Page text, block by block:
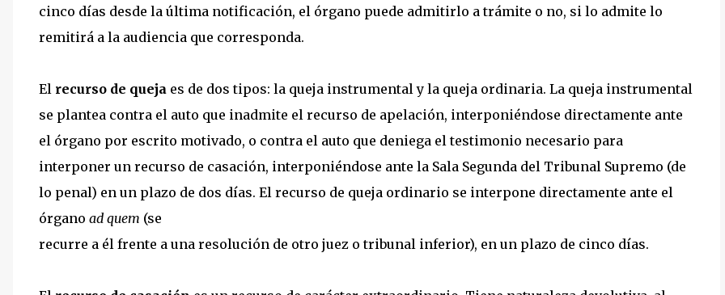
cinco días desde la última notificación, el órgano puede admitirlo a trámite o no, si lo admite lo
remitirá a la audiencia que corresponda.
El recurso de queja es de dos tipos: la queja instrumental y la queja ordinaria. La queja instrumental
se plantea contra el auto que inadmite el recurso de apelación, interponiéndose directamente ante
el órgano por escrito motivado, o contra el auto que deniega el testimonio necesario para
interponer un recurso de casación, interponiéndose ante la Sala Segunda del Tribunal Supremo (de
lo penal) en un plazo de dos días. El recurso de queja ordinario se interpone directamente ante el
órgano ad quem (se
recurre a él frente a una resolución de otro juez o tribunal inferior), en un plazo de cinco días.